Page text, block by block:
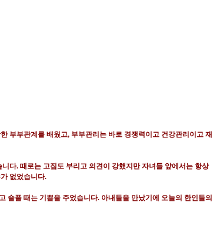
부부관계를 배웠고, 부부관리는 바로 경쟁력이고 건강관리이고 재
니다. 때로는 고집도 부리고 의견이 강했지만 자녀들 앞에서는 항상
없었습니다.
슬플 때는 기쁨을 주었습니다. 아내들을 만났기에 오늘의 한인들의